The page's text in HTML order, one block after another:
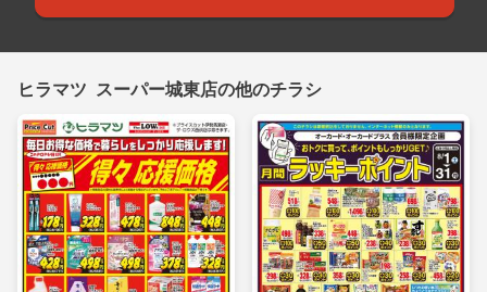
ヒラマツ スーパー城東店の他のチラシ